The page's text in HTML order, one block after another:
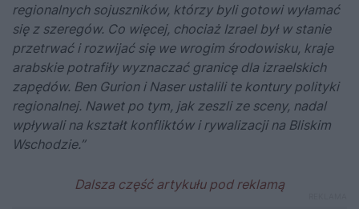
regionalnych sojuszników, którzy byli gotowi wyłamać
się z szeregów. Co więcej, chociaż Izrael był w stanie
przetrwać i rozwijać się we wrogim środowisku, kraje
arabskie potrafiły wyznaczać granicę dla izraelskich
zapędów. Ben Gurion i Naser ustalili te kontury polityki
regionalnej. Nawet po tym, jak zeszli ze sceny, nadal
wpływali na kształt konfliktów i rywalizacji na Bliskim
Wschodzie.”